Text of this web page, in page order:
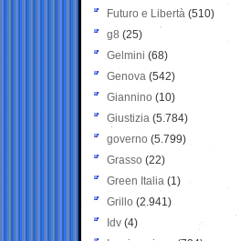
Futuro e Libertà (510)
g8 (25)
Gelmini (68)
Genova (542)
Giannino (10)
Giustizia (5.784)
governo (5.799)
Grasso (22)
Green Italia (1)
Grillo (2.941)
Idv (4)